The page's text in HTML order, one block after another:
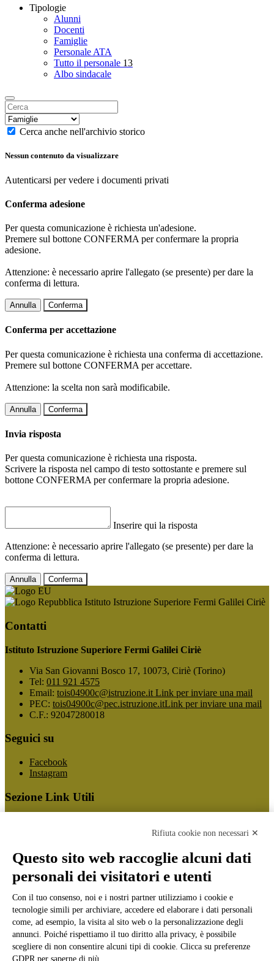
Tipologie
Alunni
Docenti
Famiglie
Personale ATA
Tutto il personale 13
Albo sindacale
Cerca anche nell'archivio storico
Nessun contenuto da visualizzare
Autenticarsi per vedere i documenti privati
Conferma adesione
Per questa comunicazione è richiesta un'adesione.
Premere sul bottone CONFERMA per confermare la propria
adesione.
Attenzione: è necessario aprire l'allegato (se presente) per dare la
conferma di lettura.
Annulla Conferma
Conferma per accettazione
Per questa comunicazione è richiesta una conferma di accettazione.
Premere sul bottone CONFERMA per accettare.
Attenzione: la scelta non sarà modificabile.
Annulla Conferma
Invia risposta
Per questa comunicazione è richiesta una risposta.
Scrivere la risposta nel campo di testo sottostante e premere sul
bottone CONFERMA per confermare la propria adesione.
Inserire qui la risposta
Attenzione: è necessario aprire l'allegato (se presente) per dare la
conferma di lettura.
Annulla Conferma
Istituto Istruzione Superiore Fermi Galilei Ciriè
Contatti
Istituto Istruzione Superiore Fermi Galilei Ciriè
Via San Giovanni Bosco 17, 10073, Ciriè (Torino)
Tel: 011 921 4575
Email: tois04900c@istruzione.it Link per inviare una mail
PEC: tois04900c@pec.istruzione.itLink per inviare una mail
C.F.: 92047280018
Seguici su
Facebook
Instagram
Sezione Link Utili
Ufficio Relazioni con il Pubblico
Dichiarazione di accessibilità
Obiettivi di accessibilità
Gestione consensi cookie
Amministrazione trasparente
Pagina visualizzata
877726volte
Sezione Copyright
Rifiuta cookie non necessari ✕
Questo sito web raccoglie alcuni dati
personali dei visitatori e utenti
Con il tuo consenso, noi e i nostri partner utilizziamo i cookie e
tecnologie simili per archiviare, accedere ed elaborare i dati personali
come, ad esempio, la visita al sito web o la personalizzazione degli
annunci. Poiché rispettiamo il tuo diritto alla privacy, è possibile
scegliere di non consentire alcuni tipi di cookie. Clicca su preferenze
GDPR per saperne di più.